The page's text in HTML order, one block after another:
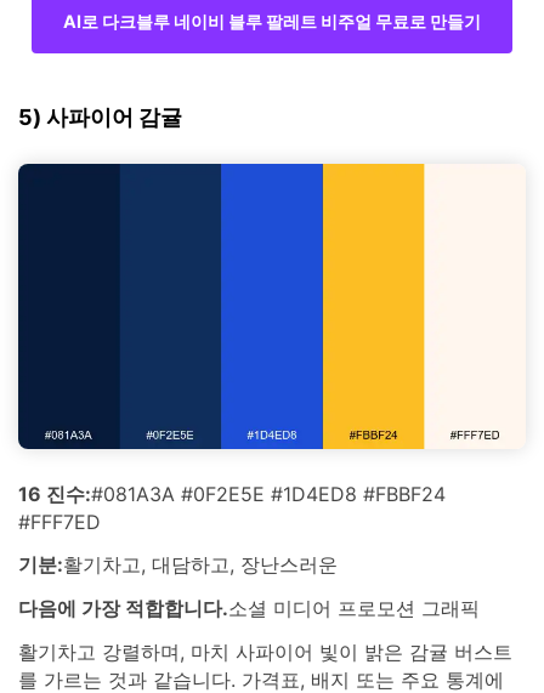
AI로 다크블루 네이비 블루 팔레트 비주얼 무료로 만들기
5) 사파이어 감귤
16 진수:#081A3A #0F2E5E #1D4ED8 #FBBF24
#FFF7ED
기분:활기차고, 대담하고, 장난스러운
다음에 가장 적합합니다.소셜 미디어 프로모션 그래픽
활기차고 강렬하며, 마치 사파이어 빛이 밝은 감귤 버스트
를 가르는 것과 같습니다. 가격표, 배지 또는 주요 통계에